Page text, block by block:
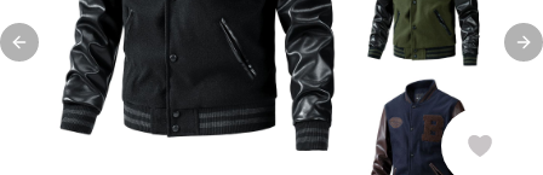
Previous slide